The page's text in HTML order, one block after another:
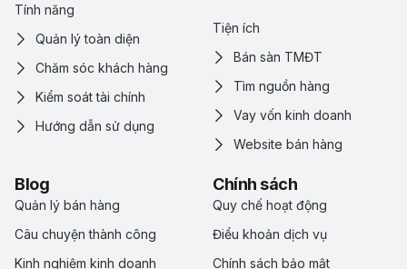
Tính năng
Quản lý toàn diện
Chăm sóc khách hàng
Kiểm soát tài chính
Hướng dẫn sử dụng
Tiện ích
Bán sàn TMĐT
Tìm nguồn hàng
Vay vốn kinh doanh
Website bán hàng
Blog
Quản lý bán hàng
Câu chuyện thành công
Kinh nghiệm kinh doanh
Chính sách
Quy chế hoạt động
Điểu khoản dịch vụ
Chính sách bảo mật